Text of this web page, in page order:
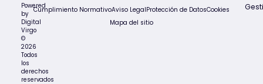
Powered
by
Digital
Virgo
©
2026
Todos
los
derechos
reservados
Cumplimiento NormativoAviso LegalProtección de DatosCookies
Mapa del sitio